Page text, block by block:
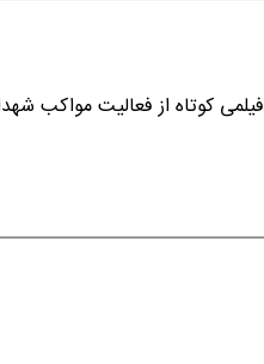
فیلمی کوتاه از فعالیت مواکب